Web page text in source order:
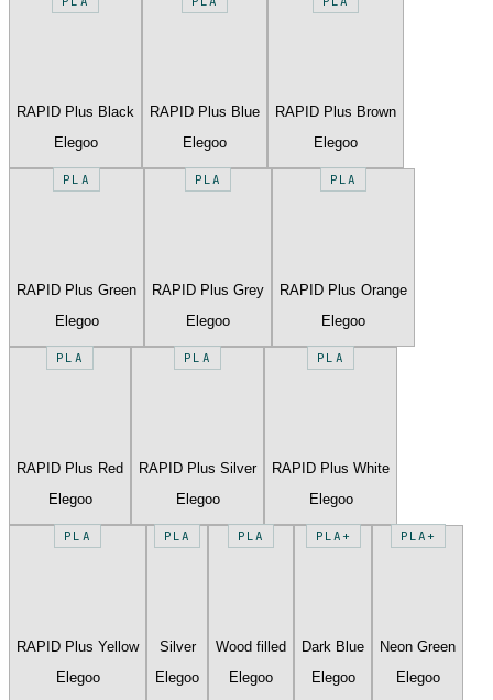
RAPID Plus Black
Elegoo
RAPID Plus Blue
Elegoo
RAPID Plus Brown
Elegoo
PLA
RAPID Plus Green
Elegoo
PLA
RAPID Plus Grey
Elegoo
PLA
RAPID Plus Orange
Elegoo
PLA
RAPID Plus Red
Elegoo
PLA
RAPID Plus Silver
Elegoo
PLA
RAPID Plus White
Elegoo
PLA
RAPID Plus Yellow
Elegoo
PLA
Silver
Elegoo
PLA
Wood filled
Elegoo
PLA+
Dark Blue
Elegoo
PLA+
Neon Green
Elegoo